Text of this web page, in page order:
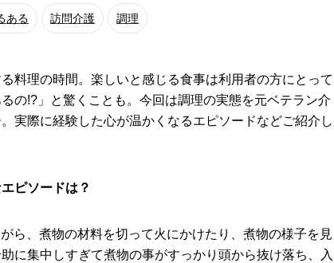
ある 訪問介護 調理
料理の時間。楽しいと感じる食事は利用者の方にとって
の!?」と驚くことも。今回は調理の実態を元ベテラン介
実際に経験した心が温かくなるエピソードなどご紹介し
ピソードは？
ら、煮物の材料を切って⽕にかけたり、煮物の様⼦を⾒
に集中しすぎて煮物の事がすっかり頭から抜け落ち、⼊